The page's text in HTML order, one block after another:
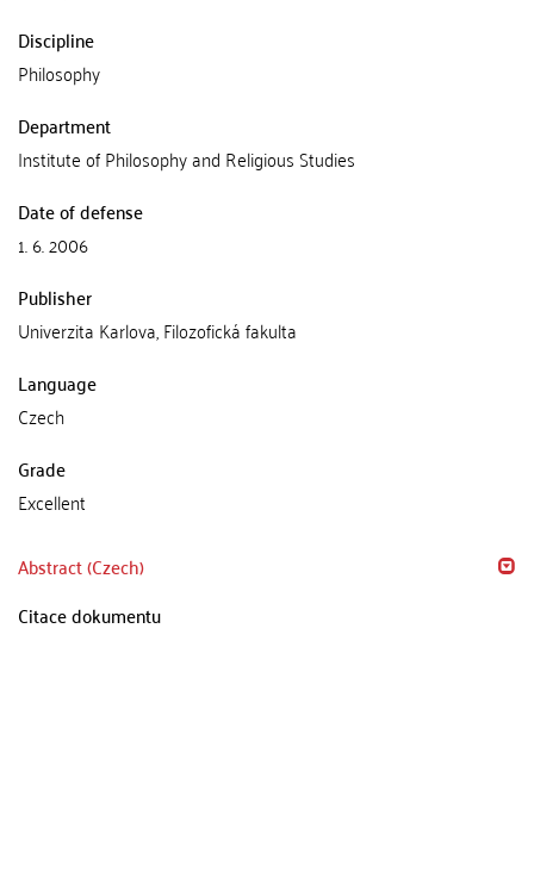
Discipline
Philosophy
Department
Institute of Philosophy and Religious Studies
Date of defense
1. 6. 2006
Publisher
Univerzita Karlova, Filozofická fakulta
Language
Czech
Grade
Excellent
Abstract (Czech)
Citace dokumentu